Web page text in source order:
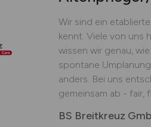
Wir sind ein
kennt. Viele von uns
wissen wir genau,
spontane
anders. Bei uns
gemeinsam ab - fair,
BS Breitkreuz